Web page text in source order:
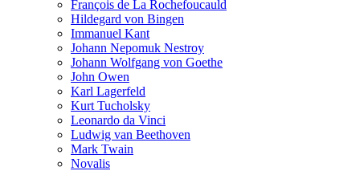
François de La Rochefoucauld
Hildegard von Bingen
Immanuel Kant
Johann Nepomuk Nestroy
Johann Wolfgang von Goethe
John Owen
Karl Lagerfeld
Kurt Tucholsky
Leonardo da Vinci
Ludwig van Beethoven
Mark Twain
Novalis